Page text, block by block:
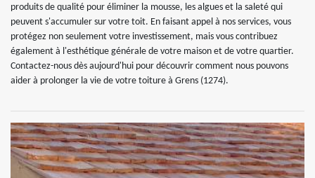
produits de qualité pour éliminer la mousse, les algues et la saleté qui
peuvent s'accumuler sur votre toit. En faisant appel à nos services, vous
protégez non seulement votre investissement, mais vous contribuez
également à l'esthétique générale de votre maison et de votre quartier.
Contactez-nous dès aujourd'hui pour découvrir comment nous pouvons
aider à prolonger la vie de votre toiture à Grens (1274).